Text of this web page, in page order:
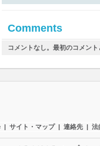
Comments
コメントなし。最初のコメン
| サイト・マップ | 連絡先 | 法